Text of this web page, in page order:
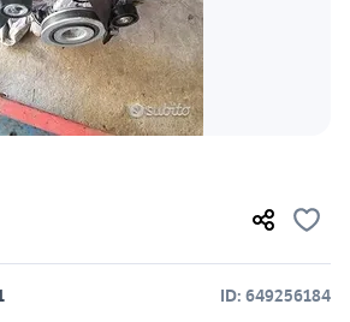
ID: 649256184